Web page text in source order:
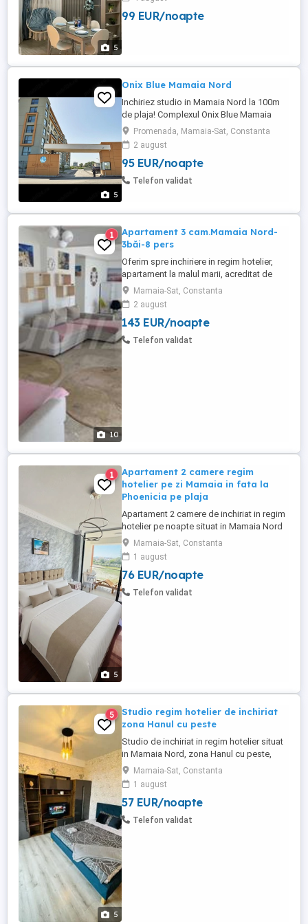
5
modern. In resort puteti beneficia de 2
piscine pentru adulti , o piscina copii,
99 EUR/noapte
5
Onix Blue Mamaia Nord
Inchiriez studio in Mamaia Nord la 100m
de plaja! Complexul Onix Blue Mamaia
Nord Complet mobilat si utilat Loc de
parcare in curtea imobilului Informatii
suplimentare la telefon sau pe wathapp
Check-In ora 16:00 Check-Out ora 10:00
Promenada, Mamaia-Sat, Constanta
2 august
95 EUR/noapte
Telefon validat
10
1
Apartament 3 cam.Mamaia Nord-
3băi-8 pers
Oferim spre inchiriere in regim hotelier,
apartament la malul marii, acreditat de
catre ministerul turismului si clasificat la 3
stele (pragul maxim acordat pt
apartamente de inchiriat), este situat in
Mamaia Nord la etajul 2 al unui bloc nou
cu 3 etaje, la 150 m de plajele Azimuth,
Mamaia-Sat, Constanta
2 august
143 EUR/noapte
Telefon validat
5
1
Apartament 2 camere regim
hotelier pe zi Mamaia in fata la
Phoenicia pe plaja
Apartament 2 camere de inchiriat in regim
hotelier pe noapte situat in Mamaia Nord
in fata complexului Phoenicia, linia 1 de la
mare, chiar pe plaja, in complexul Roca
Residence, cea mai buna locatie din
Mamaia, apartamente chiar pe plaja, cu
vedere si la mare, terasa, cu acces direct
Mamaia-Sat, Constanta
1 august
76 EUR/noapte
Telefon validat
5
5
Studio regim hotelier de inchiriat
zona Hanul cu peste
Studio de inchiriat in regim hotelier situat
in Mamaia Nord, zona Hanul cu peste,
langa Profi si Mega image, la 7 minute de
mers pe jos de plaja, bloc nou, centrala de
apartament, pat king size (1,80x2m), tv,
aer conditionat, plita electrica si cuptor,
aparat de cafea, terasa, mobilat si utilat
Mamaia-Sat, Constanta
1 august
57 EUR/noapte
Telefon validat